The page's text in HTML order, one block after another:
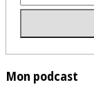
Mon podcast